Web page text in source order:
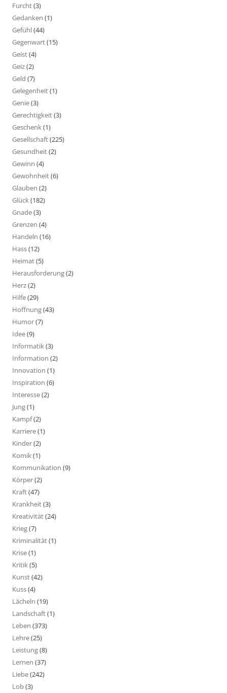
Furcht(3)
Gedanken (1)
Gefühl(44)
Gegenwart(15)
Geist(4)
Geiz(2)
Geld (7)
Gelegenheit(1)
Genie(3)
Gerechtigkeit(3)
Geschenk(1)
Gesellschaft(225)
Gesundheit(2)
Gewinn (4)
Gewohnheit(6)
Glauben (2)
Glück(182)
Gnade(3)
Grenzen (4)
Handeln (16)
Hass(12)
Heimat(5)
Herausforderung(2)
Herz(2)
Hilfe(29)
Hoffnung(43)
Humor(7)
Idee(9)
Informatik(3)
Information (2)
Innovation (1)
Inspiration (6)
Interesse(2)
Jung(1)
Kampf(2)
Karriere(1)
Kinder(2)
Komik(1)
Kommunikation (9)
Körper(2)
Kraft(47)
Krankheit(3)
Kreativität(24)
Krieg(7)
Kriminalität(1)
Krise(1)
Kritik(5)
Kunst(42)
Kuss(4)
Lächeln (19)
Landschaft(1)
Leben (373)
Lehre(25)
Leistung(8)
Lernen (37)
Liebe(242)
Lob(3)